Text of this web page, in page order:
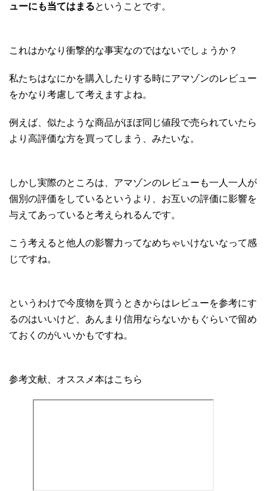
ューにも当てはまるということです。
これはかなり衝撃的な事実なのではないでしょうか？
私たちはなにかを購入したりする時にアマゾンのレビュー
をかなり考慮して考えますよね。
例えば、似たような商品がほぼ同じ値段で売られていたら
より高評価な方を買ってしまう、みたいな。
しかし実際のところは、アマゾンのレビューも一人一人が
個別の評価をしているというより、お互いの評価に影響を
与えてあっていると考えられるんです。
こう考えると他人の影響力ってなめちゃいけないなって感
じですね。
というわけで今度物を買うときからはレビューを参考にす
るのはいいけど、あんまり信用ならないかもぐらいで留め
ておくのがいいかもですね。
参考文献、オススメ本はこちら